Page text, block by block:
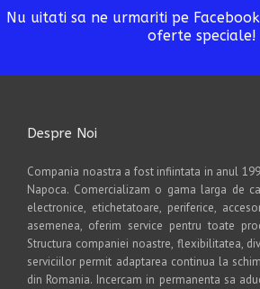
Nu uitati sa ne urmariti pe
oferte speciale!
Despre Noi
Compania noastra a fost infiintata in anul
Napoca. Comercializam o gama larga de
electronice, etichetatoare, periferice,
asemenea, oferim service pentru toate
Structura companiei noastre, flexibilitatea,
serviciilor permit adaptarea continua la
din Romania. Incercam in permanenta sa